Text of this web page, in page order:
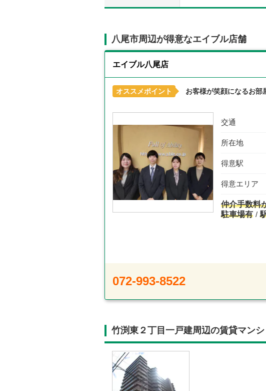
八尾市周辺が得意なエイブル店舗
エイブル八尾店
オススメポイント お客様が笑顔になるお部
交通
所在地
得意駅
得意エリア
仲介手数料
駐車場有
072-993-8522
竹渕東２丁目一戸建周辺の賃貸マン